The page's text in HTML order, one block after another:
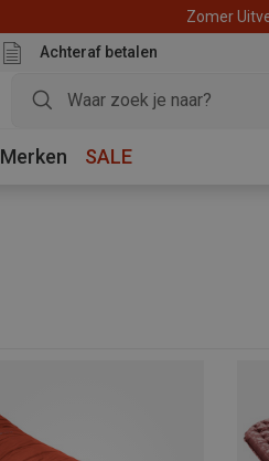
Zomer
Achteraf betalen
Merken SALE